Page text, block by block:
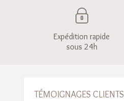
Expédition rapide
sous 24h
TÉMOIGNAGES CLIENTS